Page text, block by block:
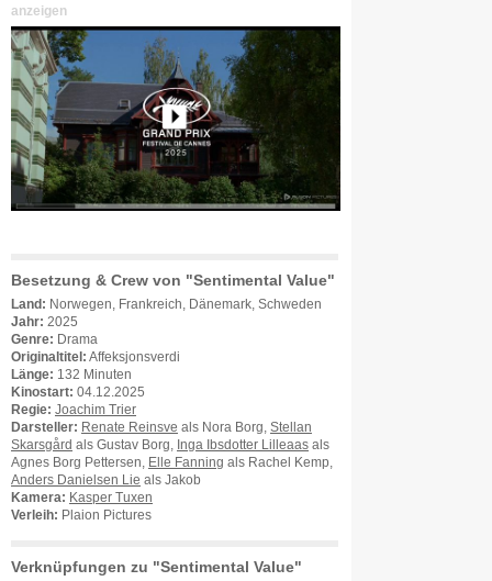
anzeigen
Besetzung & Crew von "Sentimental Value"
Land: Norwegen, Frankreich, Dänemark, Schweden
Jahr: 2025
Genre: Drama
Originaltitel: Affeksjonsverdi
Länge: 132 Minuten
Kinostart: 04.12.2025
Regie: Joachim Trier
Darsteller: Renate Reinsve als Nora Borg, Stellan
Skarsgård als Gustav Borg, Inga Ibsdotter Lilleaas als
Agnes Borg Pettersen,
Elle Fanning als Rachel Kemp,
Anders Danielsen Lie als Jakob
Kamera: Kasper Tuxen
Verleih: Plaion Pictures
Verknüpfungen zu "Sentimental Value"